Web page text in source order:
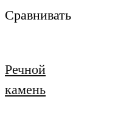
Сравнивать
Речной
камень